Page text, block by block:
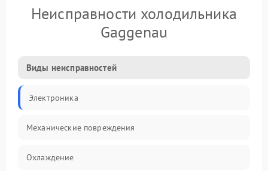
Неисправности холодильника
Gaggenau
Виды неисправностей
Электроника
Механические повреждения
Охлаждение